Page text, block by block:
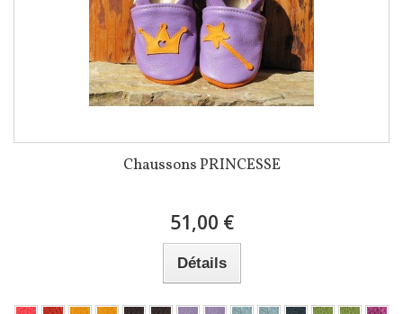
Chaussons PRINCESSE
51,00 €
Détails